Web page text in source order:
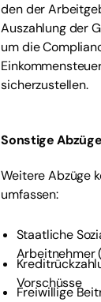
den der
Auszahlung der
um die
sicherzustellen.
Sonstige Abzüge
Weitere Abzüge
umfassen:
Staatliche
Arbeitnehmer
Vorschüsse
Freiwillige